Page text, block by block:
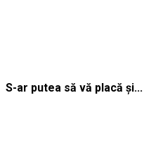
S-ar putea să vă placă și...